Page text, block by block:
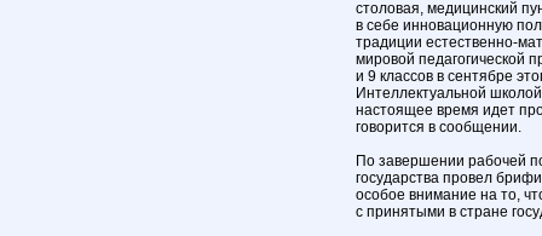
столовая, медицинский
в себе инновационную
традиции естественно-
мировой педагогической
и 9 классов в сентябре
Интеллектуальной
настоящее время идет
говорится в сообщении.
По завершении рабочей
государства провел
особое внимание на то,
с принятыми в стране